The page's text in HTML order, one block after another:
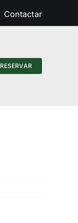
Contactar
RESERVAR
Siguiente